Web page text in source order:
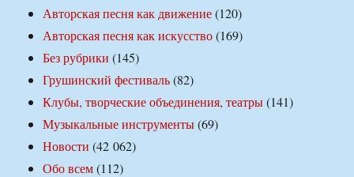
Авторская песня как движение(120)
Авторская песня как искусство(169)
Без рубрики (145)
Грушинский фестиваль(82)
Клубы, творческие объединения, театры(141)
Музыкальные инструменты(69)
Новости (42 062)
Обо всем(112)